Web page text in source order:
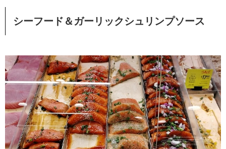
シーフード＆ガーリックシュリンプソース